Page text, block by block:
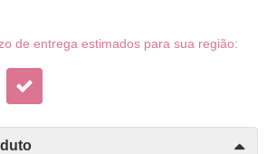
de entrega estimados para sua região: